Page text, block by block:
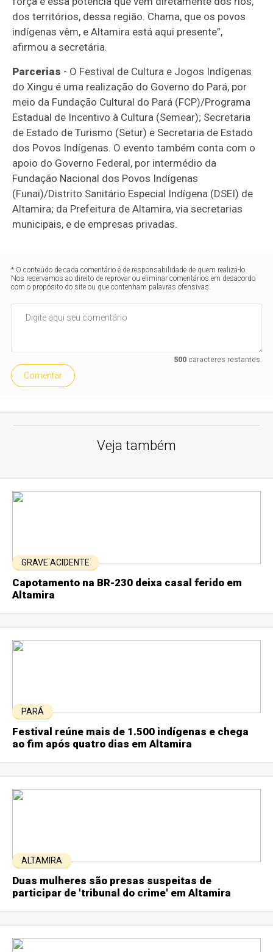
dos territórios, dessa região. Chama, que os povos
indígenas vêm, e Altamira está aqui presente”,
afirmou a secretária.
Parcerias - O Festival de Cultura e Jogos Indígenas
do Xingu é uma realização do Governo do Pará, por
meio da Fundação Cultural do Pará (FCP)/Programa
Estadual de Incentivo à Cultura (Semear); Secretaria
de Estado de Turismo (Setur) e Secretaria de Estado
dos Povos Indígenas. O evento também conta com o
apoio do Governo Federal, por intermédio da
Fundação Nacional dos Povos Indígenas
(Funai)/Distrito Sanitário Especial Indígena (DSEI) de
Altamira; da Prefeitura de Altamira, via secretarias
municipais, e de empresas privadas.
* O conteúdo de cada comentário é de responsabilidade de quem realizá-lo.
Nos reservamos ao direito de reprovar ou eliminar comentários em desacordo
com o propósito do site ou que contenham palavras ofensivas.
500caracteres restantes.
Comentar
Veja também
GRAVE ACIDENTE
Capotamento na BR-230 deixa casal ferido em
Altamira
PARÁ
Festival reúne mais de 1.500 indígenas e chega
ao fim após quatro dias em Altamira
ALTAMIRA
Duas mulheres são presas suspeitas de
participar de 'tribunal do crime' em Altamira